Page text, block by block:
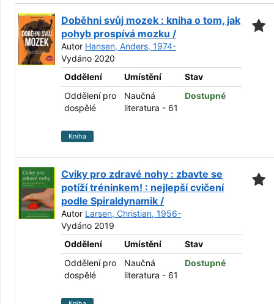
Doběhni svůj mozek : kniha o tom, jak
pohyb prospívá mozku /
Autor Hansen, Anders, 1974-
Vydáno 2020
Oddělení
Umístění
Stav
Oddělení pro
dospělé
Naučná
literatura - 61
Dostupné
Kniha
Cviky pro zdravé nohy : zbavte se
potíží tréninkem! : nejlepší cvičení
podle Spiraldynamik /
Autor Larsen, Christian, 1956-
Vydáno 2019
Oddělení
Umístění
Stav
Oddělení pro
dospělé
Naučná
literatura - 61
Dostupné